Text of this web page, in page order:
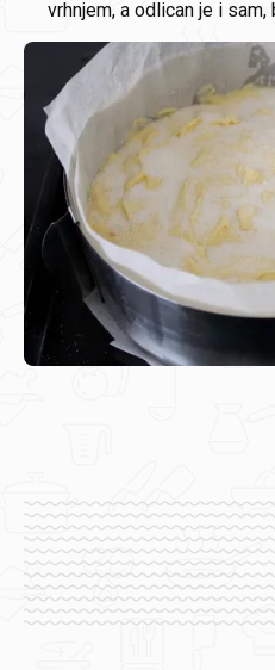
vrhnjem, a odlican je i sam,